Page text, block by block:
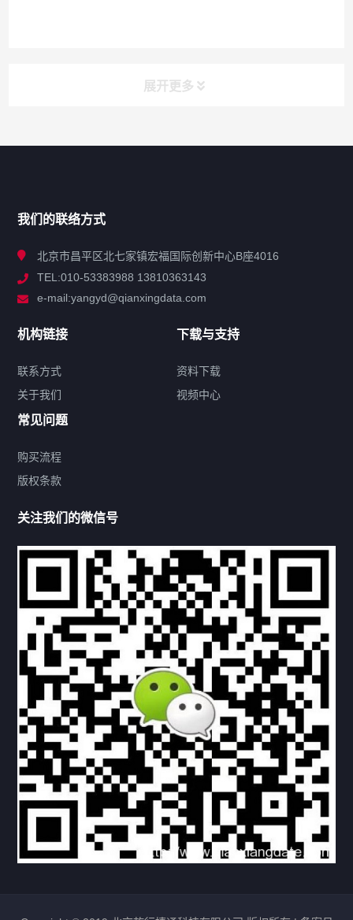
展开更多
解决方案
联系方式
热门标签
机构链接
联系方式 关于我们
下载与支持
资料下载 视频中心
常见问题
购买流程 版权条款
北京乾行捷通荣获阿里巴巴国际站多项年度荣誉，持续引
领ICT与AI行业发展
2025/12/22 529 新闻中心 信创服务器国产服务器
我们的联络方式
北京市昌平区北七家镇宏福国际创新中心B座4016
TEL:010-53383988 13810363143
e-mail:yangyd@qianxingdata.com
机构链接
联系方式
关于我们
下载与支持
资料下载
视频中心
常见问题
购买流程
版权条款
关注我们的微信号